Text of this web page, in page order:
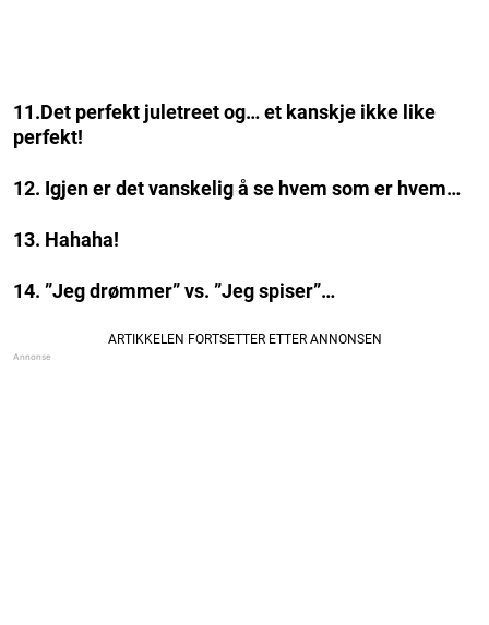
11.Det perfekt juletreet og… et kanskje ikke like
perfekt!
12. Igjen er det vanskelig å se hvem som er hvem…
13. Hahaha!
14. ”Jeg drømmer” vs. ”Jeg spiser”…